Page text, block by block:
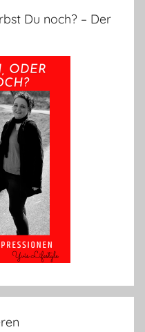
Du noch? – Der